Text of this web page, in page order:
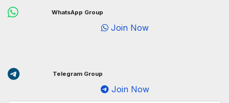
WhatsApp Group
Join Now
Telegram Group
Join Now